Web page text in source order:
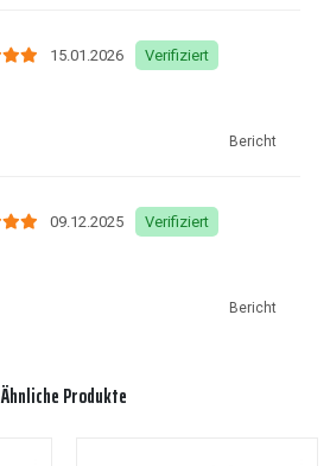
15.01.2026 Verifiziert
Bericht
09.12.2025 Verifiziert
Bericht
Ähnliche Produkte